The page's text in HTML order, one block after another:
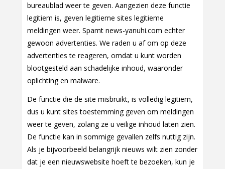
bureaublad weer te geven. Aangezien deze functie
legitiem is, geven legitieme sites legitieme
meldingen weer. Spamt news-yanuhi.com echter
gewoon advertenties. We raden u af om op deze
advertenties te reageren, omdat u kunt worden
blootgesteld aan schadelijke inhoud, waaronder
oplichting en malware.
De functie die de site misbruikt, is volledig legitiem,
dus u kunt sites toestemming geven om meldingen
weer te geven, zolang ze u veilige inhoud laten zien.
De functie kan in sommige gevallen zelfs nuttig zijn.
Als je bijvoorbeeld belangrijk nieuws wilt zien zonder
dat je een nieuwswebsite hoeft te bezoeken, kun je